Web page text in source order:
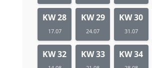
KW 28
17.07
KW 29
24.07
KW 30
31.07
KW 32 KW 33 KW 34